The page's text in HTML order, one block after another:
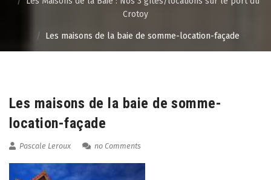
Crotoy
Les maisons de la baie de somme-location-façade
Les maisons de la baie de somme-
location-façade
Pascale Leroux no Comments